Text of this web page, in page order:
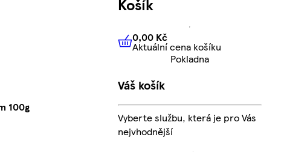
100g
Košík
0,00 KčAktuální cena košíku
0,00 Kč
Aktuální cena košíku
Pokladna
Váš košík
Vyberte službu, která je pro Vás
nejvhodnější